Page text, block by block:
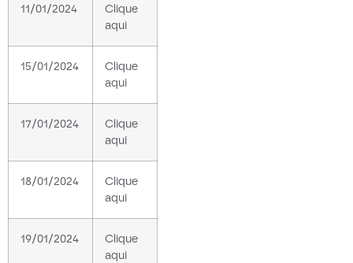
11/01/2024
Clique
aqui
15/01/2024
Clique
aqui
17/01/2024
Clique
aqui
18/01/2024
Clique
aqui
19/01/2024
Clique
aqui